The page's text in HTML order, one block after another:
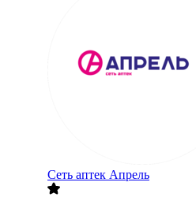
Сеть аптек Апрель